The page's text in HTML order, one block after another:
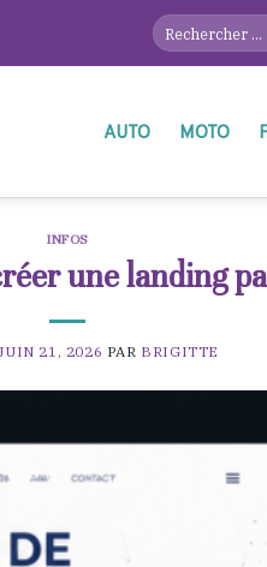
AUTO MOTO
INFOS
une landing
21, 2026 PAR BRIGITTE